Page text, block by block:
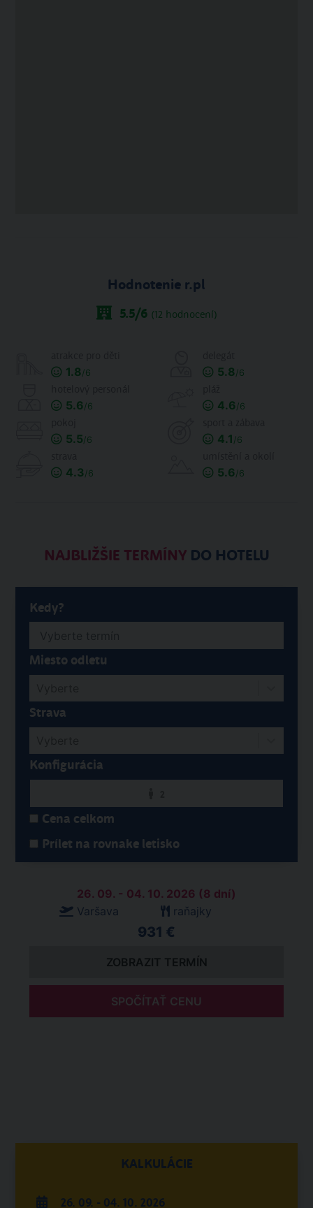
Hodnotenie r.pl
5.5/6 (12 hodnocení)
1.8/6 5.8/6
5.6/6 4.6/6
5.5/6 4.1 /6
4.3/6 5.6/6
NAJBLIŽŠIE TERMÍNYDO HOTELU
Kedy?
Miesto odletu
Strava
Konfigurácia
Cena celkom
Prílet na rovnake letisko
26. 09. - 04. 10. 2026 (8 dní)
Varšava
raňajky
931 €
ZOBRAZIT TERMÍN
SPOČÍTAŤ CENU
KALKULÁCIE
26. 09. - 04. 10. 2026